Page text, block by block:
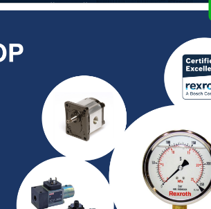
Naše značky Kontakt
Registrace na